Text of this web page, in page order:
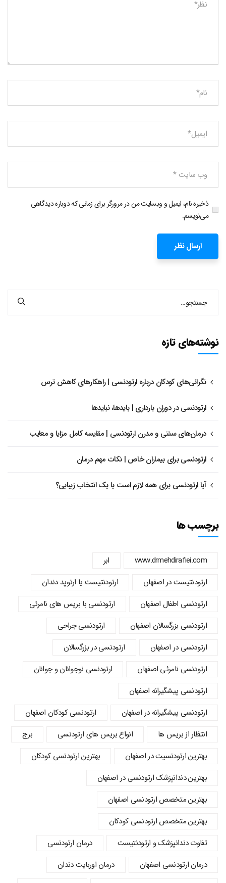
ذخیره نام، ایمیل و وبسایت من در مرورگر برای زمانی که دوباره دیدگاهی
می‌نویسم.
نوشته‌های تازه
نگرانی‌های کودکان درباره ارتودنسی | راهکارهای کاهش ترس
ارتودنسی در دوران بارداری | بایدها، نبایدها
درمان‌های سنتی و مدرن ارتودنسی | مقایسه کامل مزایا و معایب
ارتودنسی برای بیماران خاص | نکات مهم درمان
آیا ارتودنسی برای همه لازم است یا یک انتخاب زیبایی؟
برچسب ها
www.drmehdirafiei.com
ابر
ارتودنتیست در اصفهان
ارتودنتیست یا ارتوپد دندان
ارتودنسي اطفال اصفهان
ارتودنسی با بریس های نامرئی
ارتودنسی بزرگسالان اصفهان
ارتودنسی جراحی
ارتودنسی در اصفهان
ارتودنسی در بزرگسالان
ارتودنسی نامرئی اصفهان
ارتودنسی نوجوانان و جوانان
ارتودنسی پیشگیرانه اصفهان
ارتودنسی پیشگیرانه در اصفهان
ارتودنسی کودکان اصفهان
انتظار از بریس ها
انواع بریس های ارتودنسی
برج
بهترین ارتودنسیت در اصفهان
بهترین ارتودنسی کودکان
بهترین دندانپزشک ارتودنسی در اصفهان
بهترین متخصص ارتودنسی اصفهان
بهترین متخصص ارتودنسی کودکان
تفاوت دندانپزشک و ارتودنتیست
درمان ارتودنسی
درمان ارتودنسی اصفهان
درمان اوربایت دندان